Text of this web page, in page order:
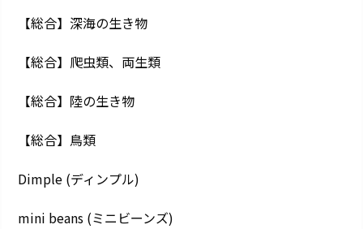
【総合】深海の生き物
【総合】爬虫類、両生類
【総合】陸の生き物
【総合】鳥類
Dimple (ディンプル)
mini beans (ミニビーンズ)